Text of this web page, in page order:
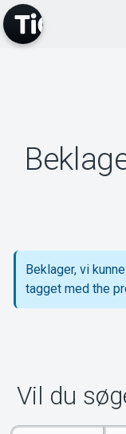
Beklager, vi
tagget med the
Vil du